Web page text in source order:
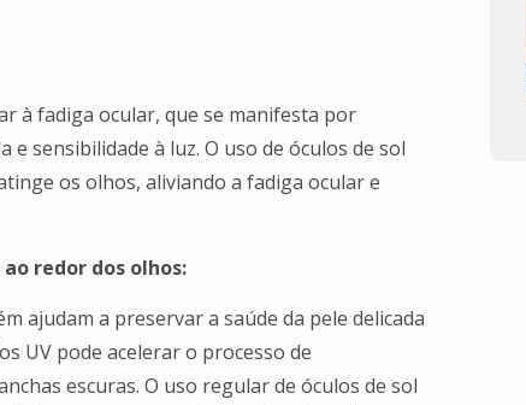
à fadiga ocular, que se manifesta por
sensibilidade à luz. O uso de óculos de sol
os olhos, aliviando a fadiga ocular e
redor dos olhos:
ajudam a preservar a saúde da pele delicada
UV pode acelerar o processo de
escuras. O uso regular de óculos de sol